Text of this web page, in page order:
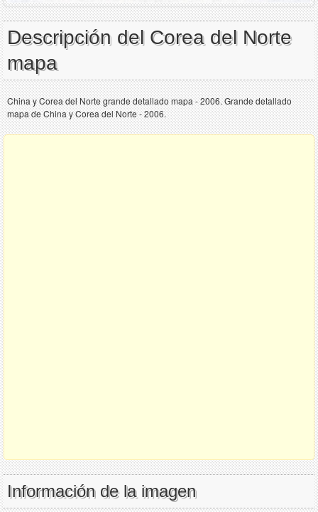
Descripción del Corea del Norte
mapa
China y Corea del Norte grande detallado mapa - 2006. Grande detallado
mapa de China y Corea del Norte - 2006.
Información de la imagen